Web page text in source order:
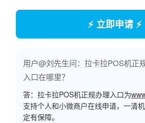
⚡ 立即申请 ⚡
用户@刘先生问：拉卡拉POS机正
入口在哪里？
答：拉卡拉POS机正规办理入口为
支持个人和小微商户在线申请，一清
定有保障。